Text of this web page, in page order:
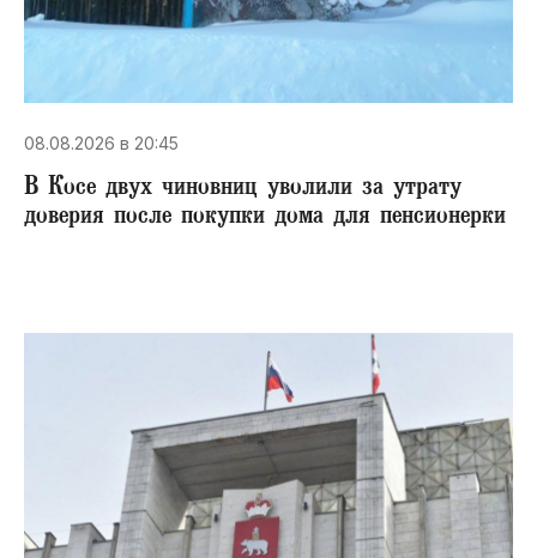
08.08.2026 в 20:45
В Косе двух чиновниц уволили за утрату
доверия после покупки дома для пенсионерки